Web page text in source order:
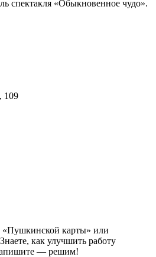
спектакля «Обыкновенное чудо».
109
карты» или
как улучшить работу
— решим!